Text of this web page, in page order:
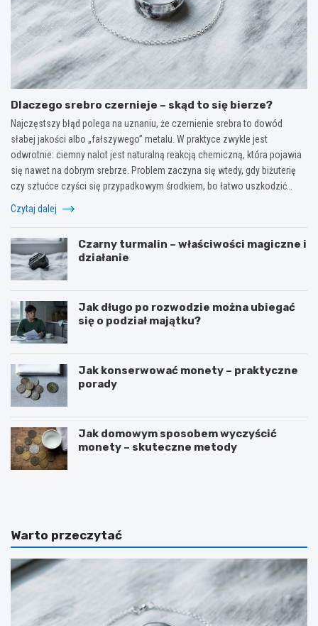
Dlaczego srebro czernieje – skąd to się bierze?
Najczęstszy błąd polega na uznaniu, że czernienie srebra to dowód
słabej jakości albo „fałszywego” metalu. W praktyce zwykle jest
odwrotnie: ciemny nalot jest naturalną reakcją chemiczną, która pojawia
się nawet na dobrym srebrze. Problem zaczyna się wtedy, gdy biżuterię
czy sztućce czyści się przypadkowym środkiem, bo łatwo uszkodzić…
Czytaj dalej
Czarny turmalin – właściwości magiczne i
działanie
Jak długo po rozwodzie można ubiegać
się o podział majątku?
Jak konserwować monety – praktyczne
porady
Jak domowym sposobem wyczyścić
monety – skuteczne metody
D
e
g
o
n
a
J
p
i
e
r
a
Warto przeczytać